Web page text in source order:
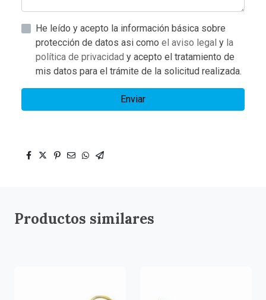
He leído y acepto la información básica sobre
protección de datos asi como el aviso legal y la
política de privacidad y acepto el tratamiento de
mis datos para el trámite de la solicitud realizada.
Enviar
Productos similares